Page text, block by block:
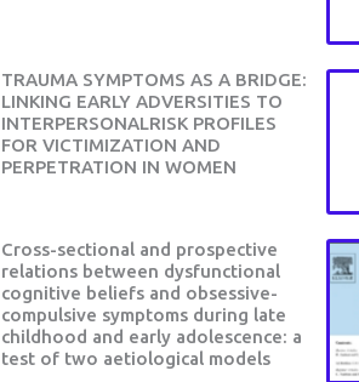
TRAUMA SYMPTOMS AS A BRIDGE:
LINKING EARLY ADVERSITIES TO
INTERPERSONALRISK PROFILES
FOR VICTIMIZATION AND
PERPETRATION IN WOMEN
Cross-sectional and prospective
relations between dysfunctional
cognitive beliefs and obsessive-
compulsive symptoms during late
childhood and early adolescence: a
test of two aetiological models